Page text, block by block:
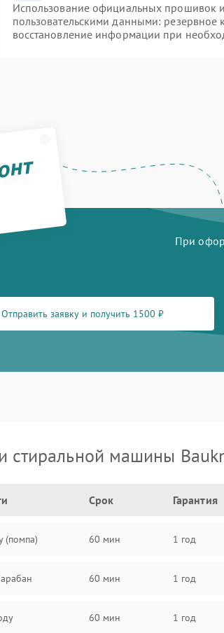
Использование официальных прошивок
пользовательскими данными:
восстановление информации при
При
Отправить заявку и получить 1500 ₽
стиральной машины
Срок Гарантия
(помпа) 60 мин 1 год
60 мин 1 год
60 мин 1 год